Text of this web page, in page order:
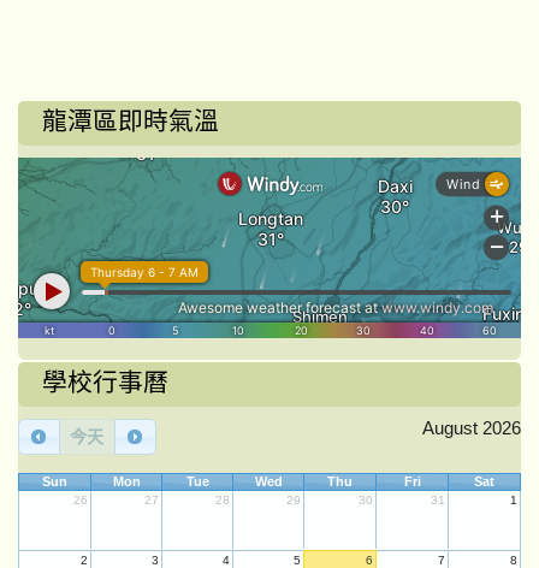
龍潭區即時氣溫
學校行事曆
今天 August 2026
Sun Mon Tue Wed Thu Fri Sat
26 27 28 29 30 31 1
2 3 4 5 6 7 8